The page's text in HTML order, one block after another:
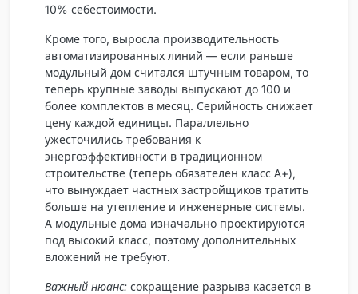
10% себестоимости.
Кроме того, выросла производительность
автоматизированных линий — если раньше
модульный дом считался штучным товаром, то
теперь крупные заводы выпускают до 100 и
более комплектов в месяц. Серийность снижает
цену каждой единицы. Параллельно
ужесточились требования к
энергоэффективности в традиционном
строительстве (теперь обязателен класс А+),
что вынуждает частных застройщиков тратить
больше на утепление и инженерные системы.
А модульные дома изначально проектируются
под высокий класс, поэтому дополнительных
вложений не требуют.
Важный нюанс: сокращение разрыва касается в